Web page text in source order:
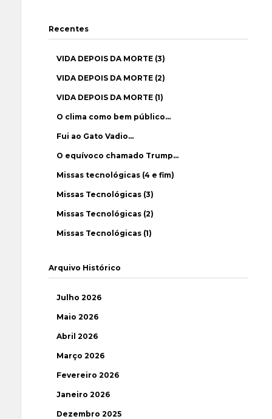
Recentes
VIDA DEPOIS DA MORTE (3)
VIDA DEPOIS DA MORTE (2)
VIDA DEPOIS DA MORTE (1)
O clima como bem público…
Fui ao Gato Vadio…
O equívoco chamado Trump…
Missas tecnológicas (4 e fim)
Missas Tecnológicas (3)
Missas Tecnológicas (2)
Missas Tecnológicas (1)
Arquivo Histórico
Julho 2026
Maio 2026
Abril 2026
Março 2026
Fevereiro 2026
Janeiro 2026
Dezembro 2025